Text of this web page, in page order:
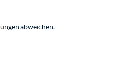
abweichen.